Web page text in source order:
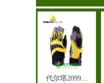
代尔塔209902